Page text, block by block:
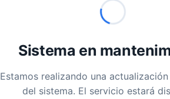
Sistema en
Estamos realizando una
del sistema. El servicio estará